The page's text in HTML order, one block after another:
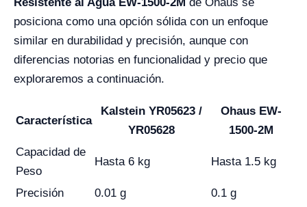
posiciona como una opción sólida con un enfoque
similar en durabilidad y precisión, aunque con
diferencias notorias en funcionalidad y precio que
exploraremos a continuación.
Característica
Kalstein YR05623 /
YR05628
Ohaus EW-
1500-2M
Capacidad de
Peso
Hasta 6 kg Hasta 1.5 kg
Precisión 0.01 g
0.1 g